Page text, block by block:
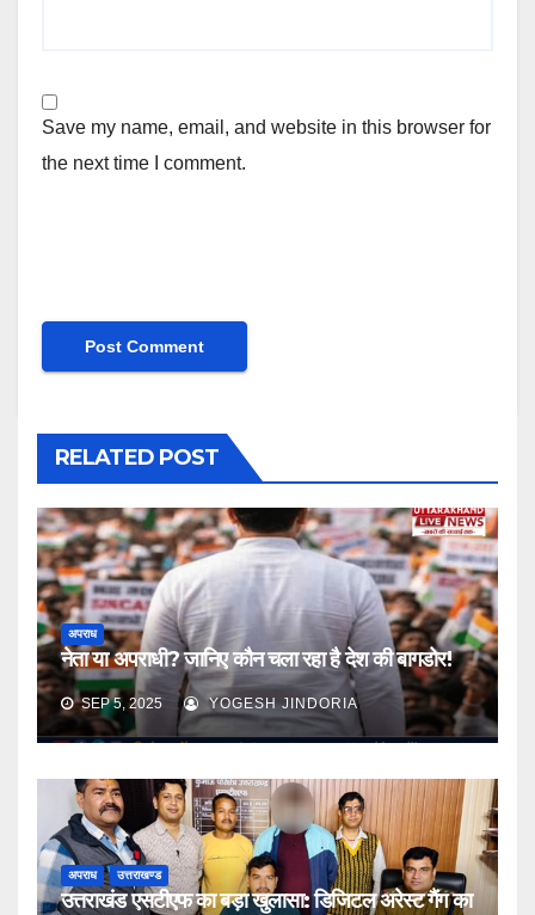
Save my name, email, and website in this browser for
the next time I comment.
RELATED POST
अपराध
नेता या अपराधी? जानिए कौन चला रहा है देश की बागडोर!
SEP 5, 2025 YOGESH JINDORIA
अपराध उत्तराखण्ड
उत्तराखंड एसटीएफ का बड़ा खुलासा: डिजिटल अरेस्ट गैंग का